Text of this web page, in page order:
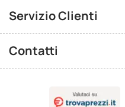
Servizio Clienti
Contatti